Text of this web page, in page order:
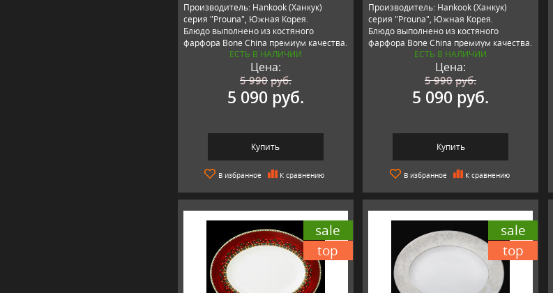
Производитель: Hankook (Ханкук)
серия "Prouna", Южная Корея.
Блюдо выполнено из костяного
фарфора Bone China премиум качества.
ЕСТЬ В НАЛИЧИИ
Цена:
5 990руб.
5 090 руб.
Купить
В избранное К сравнению
Производитель: Hankook (Ханкук)
серия "Prouna", Южная Корея.
Блюдо выполнено из костяного
фарфора Bone China премиум качества.
ЕСТЬ В НАЛИЧИИ
Цена:
5 990руб.
5 090 руб.
Купить
В избранное К сравнению
sale
top
sale
top